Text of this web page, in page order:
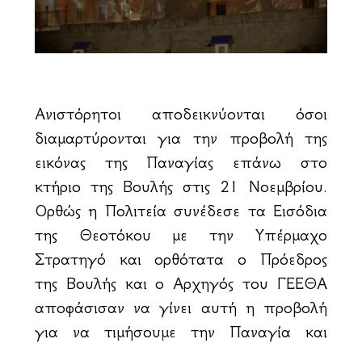
Ανιστόρητοι αποδεικνύονται όσοι
διαμαρτύρονται για την προβολή της
εικόνας της Παναγίας επάνω στο
κτήριο της Βουλής στις 21 Νοεμβρίου.
Ορθώς η Πολιτεία συνέδεσε τα Εισόδια
της Θεοτόκου με την Υπέρμαχο
Στρατηγό και ορθότατα ο Πρόεδρος
της Βουλής και ο Αρχηγός του ΓΕΕΘΑ
αποφάσισαν να γίνει αυτή η προβολή
για να τιμήσουμε την Παναγία και